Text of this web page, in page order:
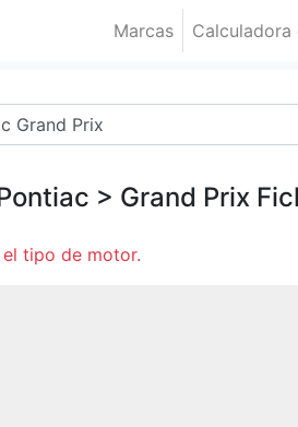
Marcas
> Grand Prix
el tipo de motor.